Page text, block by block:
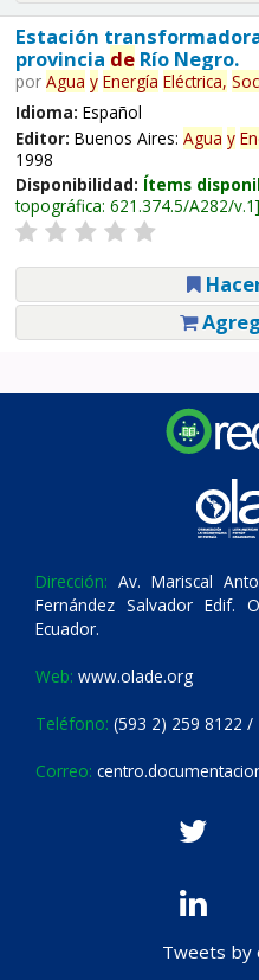
Estación
provincia deRío Negro.
por Agua y Energía Eléctrica,
Idioma: Español
Editor: Buenos Aires: Agua y
1998
Disponibilidad: Ítems
topográfica: 621.374.5/A282/v.1
Dirección: Av. Mariscal
Fernández Salvador Edif.
Ecuador.
Web: www.olade.org
Teléfono: (593 2) 259 8122 /
Correo:
Tweets by